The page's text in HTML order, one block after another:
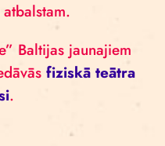
Baltijas jaunajiem
fiziskā teātra
.